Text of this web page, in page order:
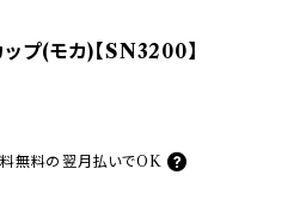
プ(モカ)【SN3200】
無料の 翌月払いでOK